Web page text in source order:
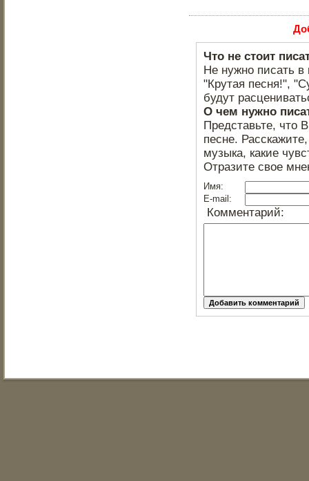
Что не стоит
Не нужно писать в
"Крутая песня!",
будут
О чем нужно
Представьте, что
песне.
музыка, какие
Отразите свое
Имя:
E-mail:
Комментарий: